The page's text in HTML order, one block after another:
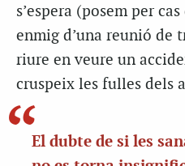
s’espera (posem per
enmig d’una reunió de
riure en veure un
cruspeix les fulles dels
El dubte de si les